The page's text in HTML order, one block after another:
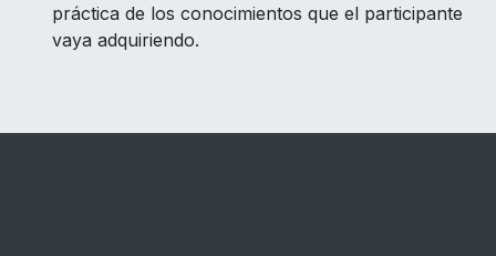
práctica de los conocimientos que el participante
vaya adquiriendo.